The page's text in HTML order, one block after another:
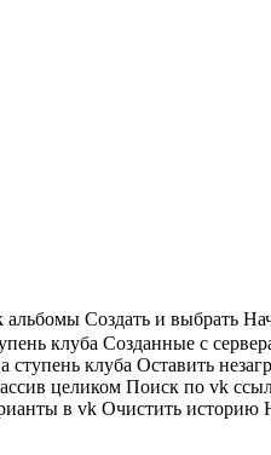
альбомы Создать и выбрать
клуба Созданные с
ступень клуба Оставить
целиком Поиск по vk
в vk Очистить историю